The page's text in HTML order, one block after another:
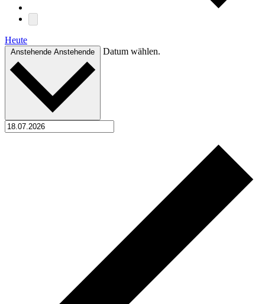
Heute
Anstehende Anstehende Datum wählen.